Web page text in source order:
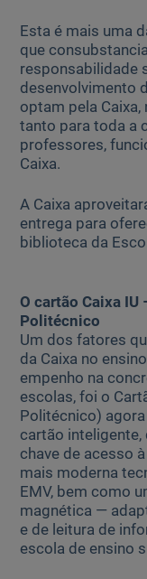
Esta é mais uma
que
responsabilidade
desenvolvimento
optam pela
tanto para toda a
professores,
Caixa.
A Caixa
entrega para
biblioteca da
O cartão Caixa IU
Politécnico
Um dos fatores
da Caixa no
empenho na
escolas, foi o
Politécnico)
cartão inteligente,
chave de acesso
mais moderna
EMV, bem como
magnética —
e de leitura de
escola de ensino